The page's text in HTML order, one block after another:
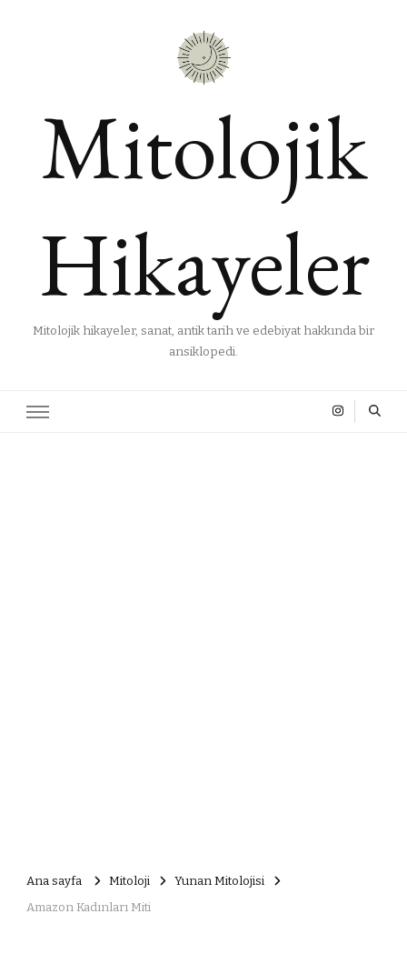
Mitolojik
Hikayeler
Mitolojik hikayeler, sanat, antik tarih ve edebiyat hakkında bir
ansiklopedi.
Ana sayfa Mitoloji
Yunan Mitolojisi
Amazon Kadınları Miti